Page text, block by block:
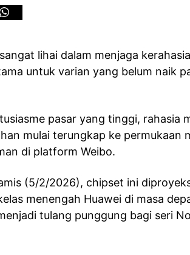
lihai dalam menjaga
untuk varian yang belum naik
pasar yang tinggi, rahasia
mulai terungkap ke permukaan
di platform Weibo.
(5/2/2026), chipset ini
menengah Huawei di masa
tulang punggung bagi seri